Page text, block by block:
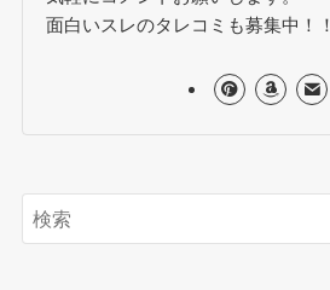
面白いスレのタレコミも募集中！！